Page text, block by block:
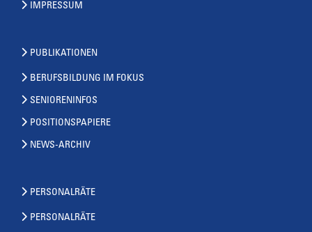
IMPRESSUM
PUBLIKATIONEN
BERUFSBILDUNG IM FOKUS
SENIORENINFOS
POSITIONSPAPIERE
NEWS-ARCHIV
PERSONALRÄTE
PERSONALRÄTE